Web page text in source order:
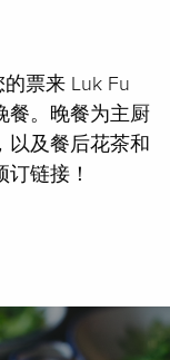
票来 Luk Fu
餐。晚餐为主厨
以及餐后花茶和
链接！